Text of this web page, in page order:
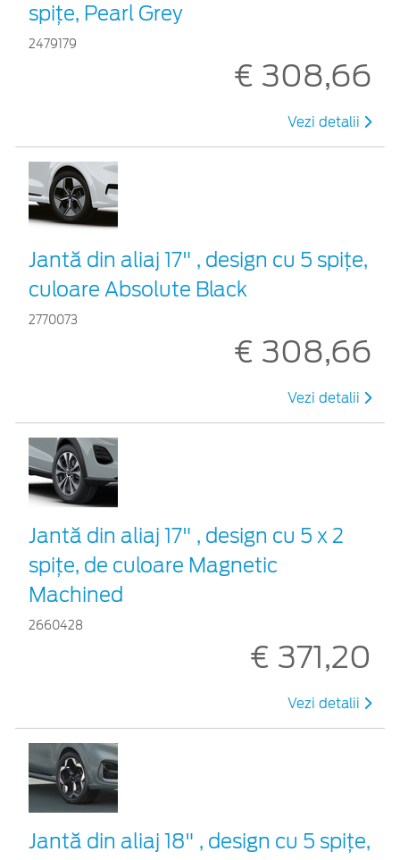
spiţe, Pearl Grey
2479179
€ 308,66
Vezi detalii
Jantă din aliaj 17" , design cu 5 spiţe,
culoare Absolute Black
2770073
€ 308,66
Vezi detalii
Jantă din aliaj 17" , design cu 5 x 2
spițe, de culoare Magnetic
Machined
2660428
€ 371,20
Vezi detalii
Jantă din aliaj 18" , design cu 5 spiţe,